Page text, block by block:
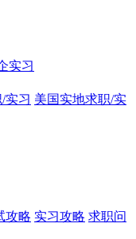
实习
实习 美国实地求职/实
攻略 实习攻略 求职问